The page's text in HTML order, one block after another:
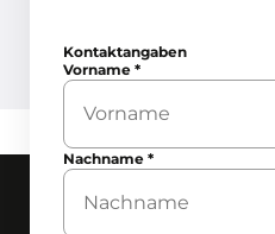
Kontaktangaben
Vorname*
Nachname*